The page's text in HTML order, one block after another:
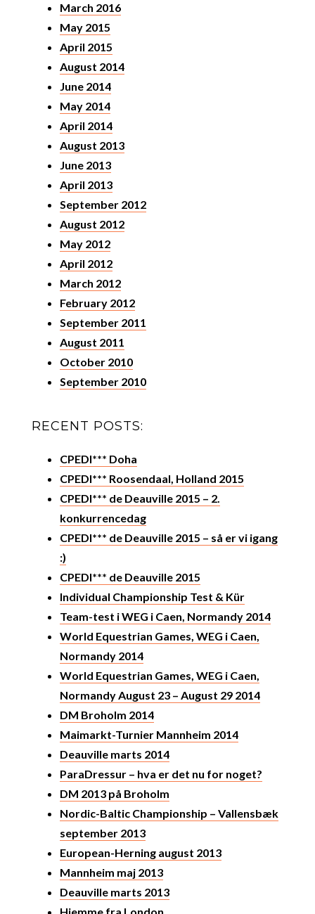
March 2016
May 2015
April 2015
August 2014
June 2014
May 2014
April 2014
August 2013
June 2013
April 2013
September 2012
August 2012
May 2012
April 2012
March 2012
February 2012
September 2011
August 2011
October 2010
September 2010
RECENT POSTS:
CPEDI*** Doha
CPEDI*** Roosendaal, Holland 2015
CPEDI*** de Deauville 2015 – 2.
konkurrencedag
CPEDI*** de Deauville 2015 – så er vi igang
:)
CPEDI*** de Deauville 2015
Individual Championship Test & Kür
Team-test i WEG i Caen, Normandy 2014
World Equestrian Games, WEG i Caen,
Normandy 2014
World Equestrian Games, WEG i Caen,
Normandy August 23 – August 29 2014
DM Broholm 2014
Maimarkt-Turnier Mannheim 2014
Deauville marts 2014
ParaDressur – hva er det nu for noget?
DM 2013 på Broholm
Nordic-Baltic Championship – Vallensbæk
september 2013
European-Herning august 2013
Mannheim maj 2013
Deauville marts 2013